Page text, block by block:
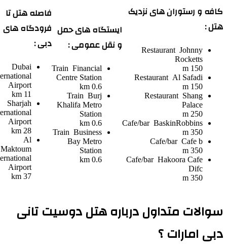
و رستوران های نزدیک
:
RestaurantJohnny
Rocketts
150 m
RestaurantAl Safadi
150 m
RestaurantShang
Palace
250 m
Cafe/barBaskinRobbins
350 m
Cafe/barCafe b
350 m
Cafe/barHakoora Cafe
Difc
350 m
ایستگاه های حمل
و نقل عمومی :
TrainFinancial
Centre Station
0.6 km
TrainBurj
Khalifa Metro
Station
0.6 km
TrainBusiness
Bay Metro
Station
0.6 km
فاصله هتل تا
فرودگاه های
دبی :
Dubai
International
Airport
Sharjah
International
Airport
Al
Maktoum
International
Airport
متداول درباره هتل دوسیت تانی
امارات ؟